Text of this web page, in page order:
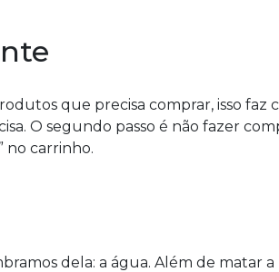
que precisa comprar, isso faz
O segundo passo é não fazer
no carrinho.
dela: a água. Além de matar a